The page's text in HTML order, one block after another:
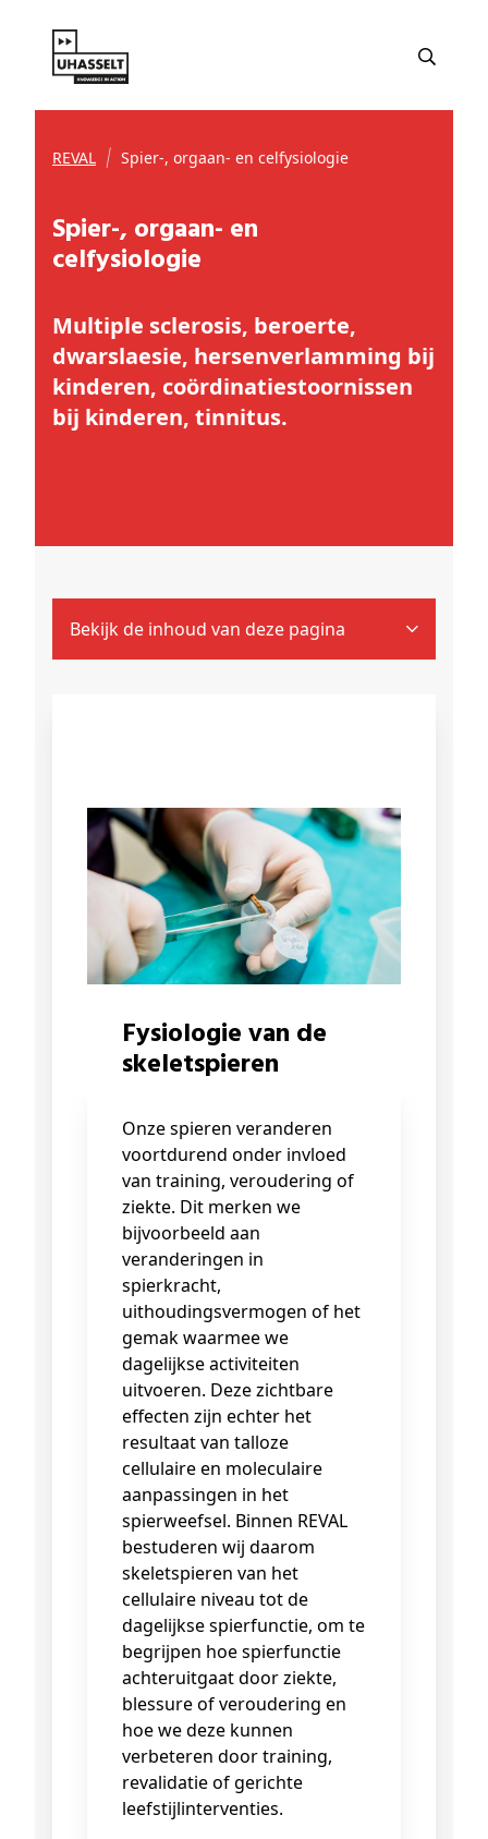
REVAL Spier-, orgaan- en celfysiologie
Spier-, orgaan- en
celfysiologie
Multiple sclerosis, beroerte,
dwarslaesie, hersenverlamming bij
kinderen, coördinatiestoornissen
bij kinderen, tinnitus.
Bekijk de inhoud van deze pagina
Fysiologie van de
skeletspieren
Onze spieren veranderen
voortdurend onder invloed
van training, veroudering of
ziekte. Dit merken we
bijvoorbeeld aan
veranderingen in
spierkracht,
uithoudingsvermogen of het
gemak waarmee we
dagelijkse activiteiten
uitvoeren. Deze zichtbare
effecten zijn echter het
resultaat van talloze
cellulaire en moleculaire
aanpassingen in het
spierweefsel. Binnen REVAL
bestuderen wij daarom
skeletspieren van het
cellulaire niveau tot de
dagelijkse spierfunctie, om te
begrijpen hoe spierfunctie
achteruitgaat door ziekte,
blessure of veroudering en
hoe we deze kunnen
verbeteren door training,
revalidatie of gerichte
leefstijlinterventies.